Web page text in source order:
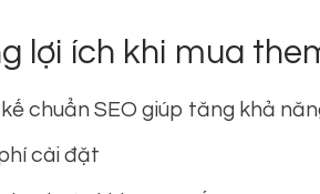
lợi ích khi mua
chuẩn SEO giúp tăng khả
cài đặt